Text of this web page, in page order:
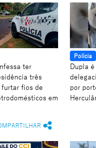
ter
três
furtar fios de
em
Polícia
Dupla
por